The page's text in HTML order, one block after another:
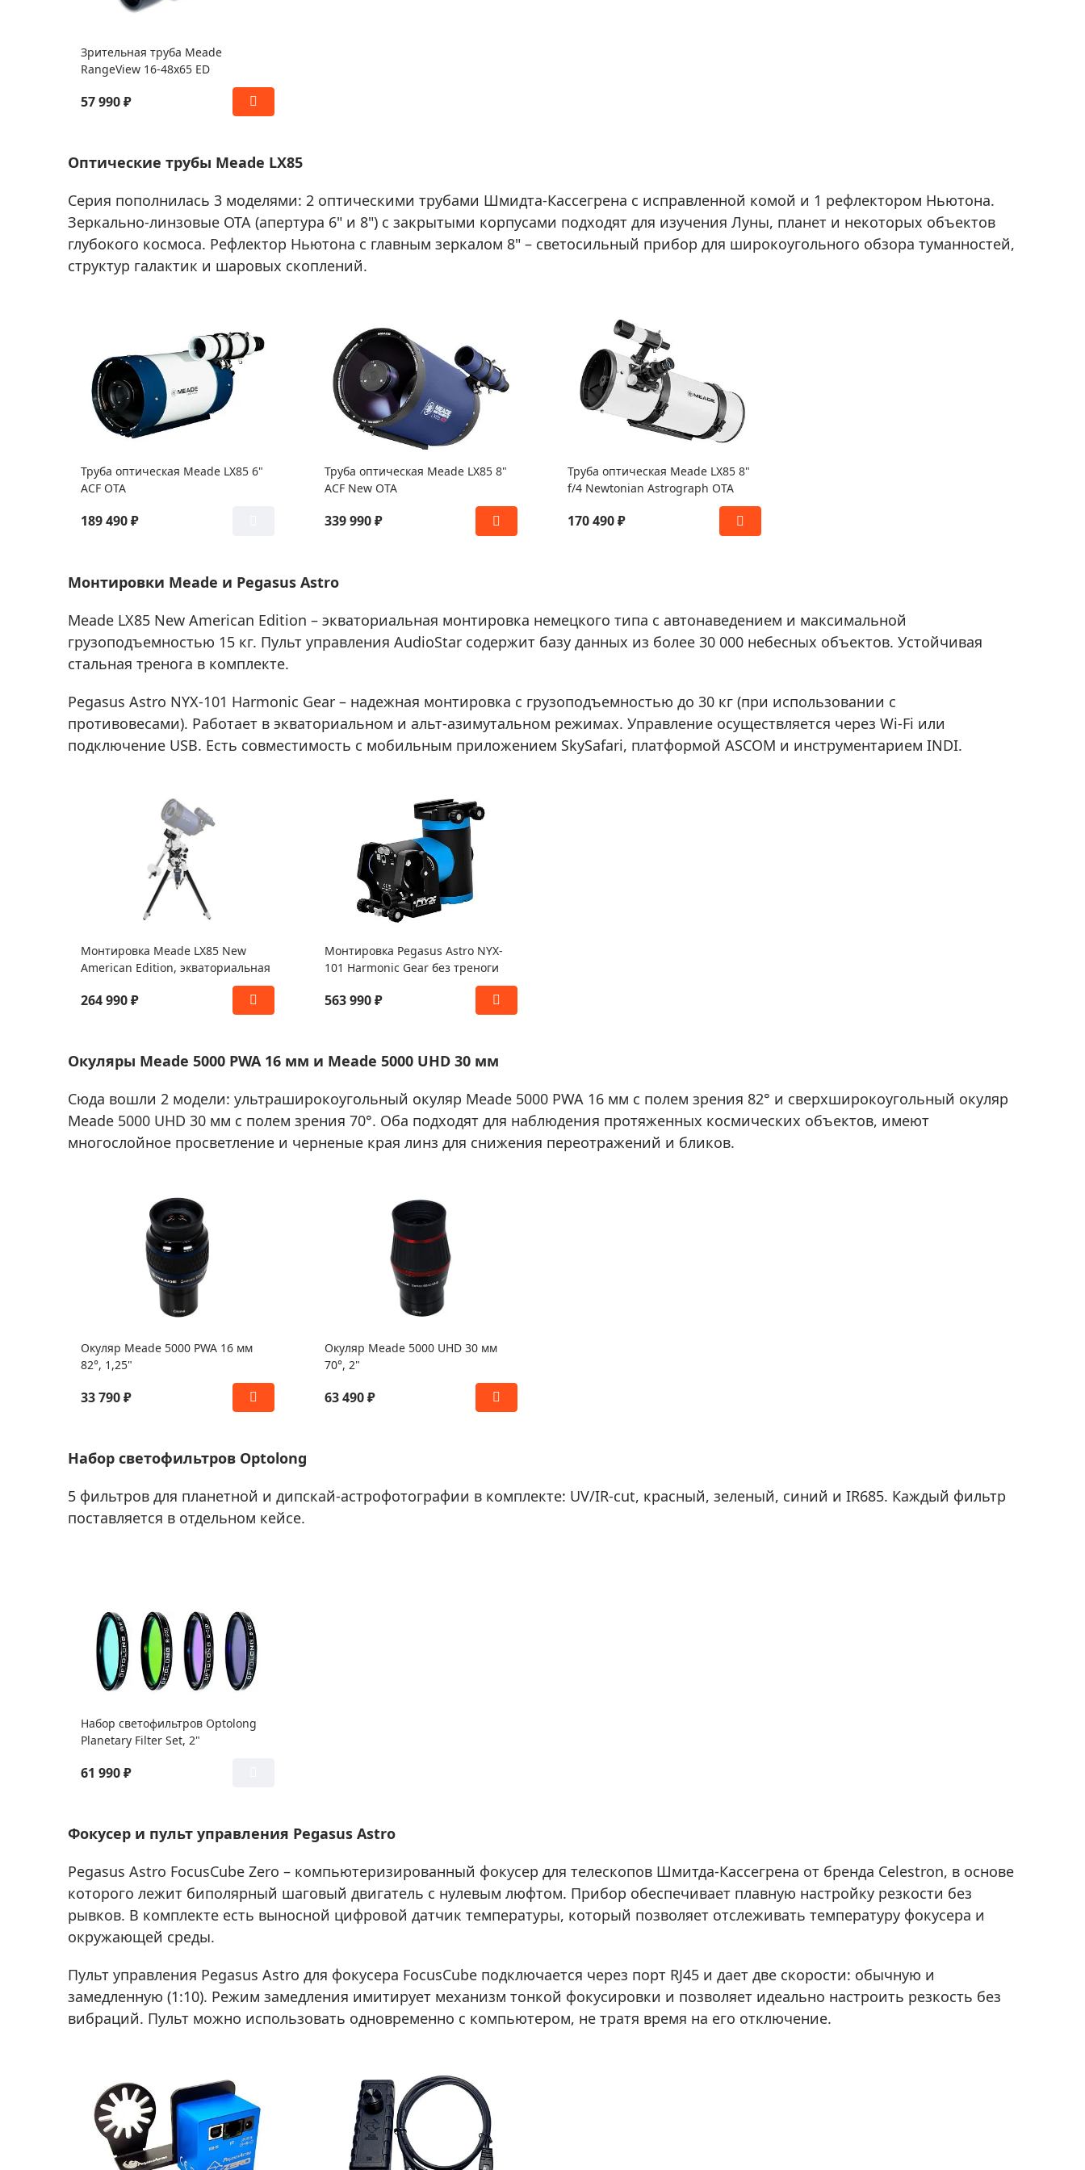
Зрительная труба Meade
RangeView 16-48x65 ED
57 990 ₽
Оптические трубы Meade LX85
Серия пополнилась 3 моделями: 2 оптическими трубами Шмидта-Кассегрена с исправленной комой и 1 рефлектором Ньютона.
Зеркально-линзовые ОТА (апертура 6" и 8") с закрытыми корпусами подходят для изучения Луны, планет и некоторых объектов
глубокого космоса. Рефлектор Ньютона с главным зеркалом 8" – светосильный прибор для широкоугольного обзора туманностей,
структур галактик и шаровых скоплений.
Труба оптическая Meade LX85 6"
ACF OTA
189 490 ₽
Труба оптическая Meade LX85 8"
ACF New OTA
339 990 ₽
Труба оптическая Meade LX85 8"
f/4 Newtonian Astrograph OTA
170 490 ₽
Монтировки Meade и Pegasus Astro
Meade LX85 New American Edition – экваториальная монтировка немецкого типа с автонаведением и максимальной
грузоподъемностью 15 кг. Пульт управления AudioStar содержит базу данных из более 30 000 небесных объектов. Устойчивая
стальная тренога в комплекте.
Pegasus Astro NYX-101 Harmonic Gear – надежная монтировка с грузоподъемностью до 30 кг (при использовании с
противовесами). Работает в экваториальном и альт-азимутальном режимах. Управление осуществляется через Wi-Fi или
подключение USB. Есть совместимость с мобильным приложением SkySafari, платформой ASCOM и инструментарием INDI.
Монтировка Meade LX85 New
American Edition, экваториальная
264 990 ₽
Монтировка Pegasus Astro NYX-
101 Harmonic Gear без треноги
563 990 ₽
Окуляры Meade 5000 PWA 16 мм и Meade 5000 UHD 30 мм
Сюда вошли 2 модели: ультраширокоугольный окуляр Meade 5000 PWA 16 мм с полем зрения 82° и сверхширокоугольный окуляр
Meade 5000 UHD 30 мм с полем зрения 70°. Оба подходят для наблюдения протяженных космических объектов, имеют
многослойное просветление и черненые края линз для снижения переотражений и бликов.
Окуляр Meade 5000 PWA 16 мм
82°, 1,25"
33 790 ₽
Окуляр Meade 5000 UHD 30 мм
70°, 2"
63 490 ₽
Набор светофильтров Optolong
5 фильтров для планетной и дипскай-астрофотографии в комплекте: UV/IR-cut, красный, зеленый, синий и IR685. Каждый фильтр
поставляется в отдельном кейсе.
Набор светофильтров Optolong
Planetary Filter Set, 2"
61 990 ₽
Фокусер и пульт управления Pegasus Astro
Pegasus Astro FocusCube Zero – компьютеризированный фокусер для телескопов Шмитда-Кассегрена от бренда Celestron, в основе
которого лежит биполярный шаговый двигатель с нулевым люфтом. Прибор обеспечивает плавную настройку резкости без
рывков. В комплекте есть выносной цифровой датчик температуры, который позволяет отслеживать температуру фокусера и
окружающей среды.
Пульт управления Pegasus Astro для фокусера FocusCube подключается через порт RJ45 и дает две скорости: обычную и
замедленную (1:10). Режим замедления имитирует механизм тонкой фокусировки и позволяет идеально настроить резкость без
вибраций. Пульт можно использовать одновременно с компьютером, не тратя время на его отключение.